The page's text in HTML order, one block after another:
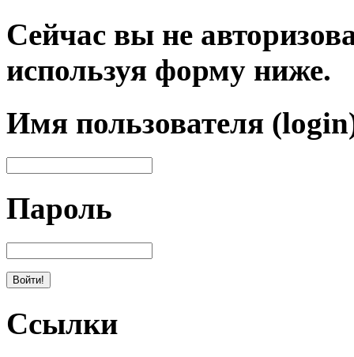
Сейчас вы не
используя форму ниже.
Имя пользователя
Пароль
Ссылки